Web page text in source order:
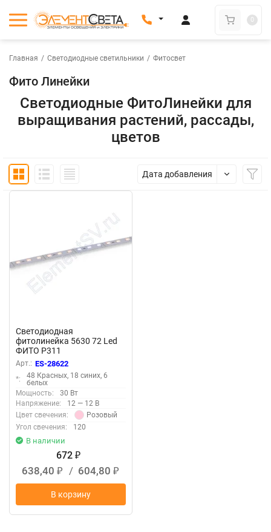
0
Главная / Светодиодные светильники / Фитосвет
Фито Линейки
Светодиодные ФитоЛинейки для
выращивания растений, рассады,
цветов
Дата добавления
Светодиодная
фитолинейка 5630 72 Led
ФИТО P311
Арт.: ES-28622
*:
48 Красных, 18 синих, 6
белых
Мощность:
30 Вт
Напряжение:
12 — 12 В
Цвет свечения:
Розовый
Угол свечения:
120
В наличии
672 ₽
638,40 ₽ / 604,80 ₽
В корзину